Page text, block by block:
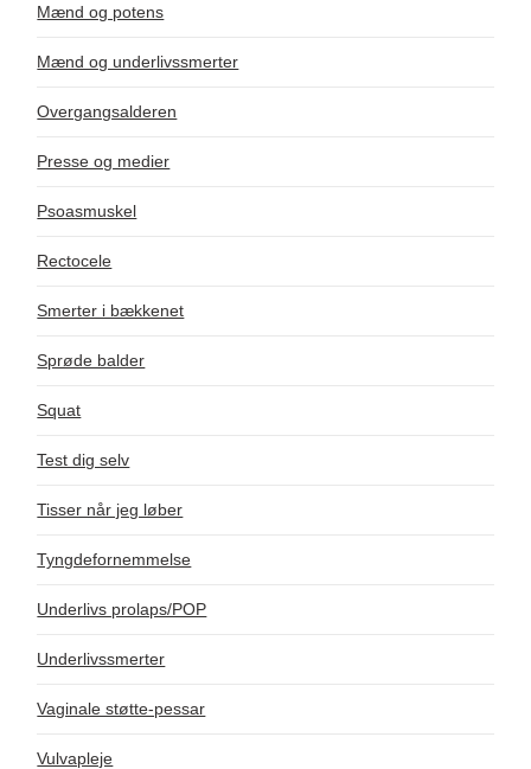
Mænd og potens
Mænd og underlivssmerter
Overgangsalderen
Presse og medier
Psoasmuskel
Rectocele
Smerter i bækkenet
Sprøde balder
Squat
Test dig selv
Tisser når jeg løber
Tyngdefornemmelse
Underlivs prolaps/POP
Underlivssmerter
Vaginale støtte-pessar
Vulvapleje